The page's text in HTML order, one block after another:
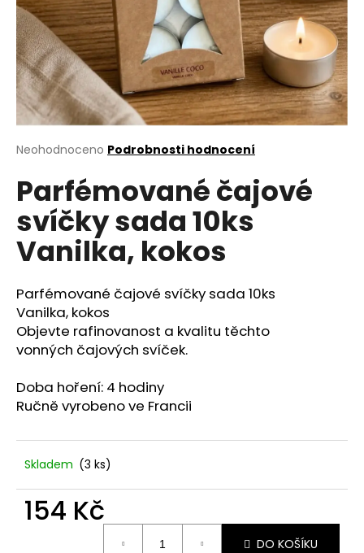
Průměrné
produktu
je
z
5
hvězdiček.
Neohodnoceno Podrobnosti hodnocení
Parfémované čajové
svíčky sada 10ks
Vanilka, kokos
Parfémované čajové svíčky sada 10ks
Vanilka, kokos
Objevte rafinovanost a kvalitu těchto
vonných čajových svíček.
Doba hoření: 4 hodiny
Ručně vyrobeno ve Francii
Skladem (3 ks)
154 Kč
DO KOŠÍKU
a
j
í
t
?
HLEDAT
D
p
o
r
u
u
j
m
e
DÁRKOVÁ
KRABIČKA